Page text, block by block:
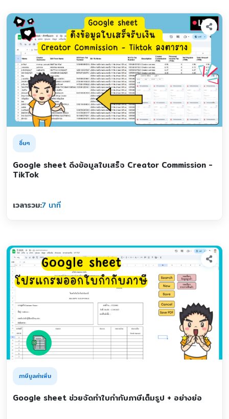
อื่นๆ
Google sheet ดึงข้อมูลใบเสร็จ Creator Commission -
TikTok
เวลารวม:7 นาที
ภาษีมูลค่าเพิ่ม
Google sheet ช่วยจัดทำใบกำกับภาษีเต็มรูป + อย่างย่อ